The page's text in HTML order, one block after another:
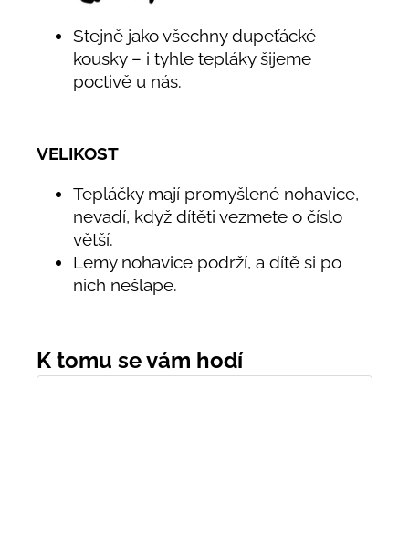
Stejně jako všechny dupeťácké
kousky – i tyhle tepláky šijeme
poctivě u nás.
VELIKOST
Tepláčky mají promyšlené nohavice,
nevadí, když dítěti vezmete o číslo
větší.
Lemy nohavice podrží, a dítě si po
nich nešlape.